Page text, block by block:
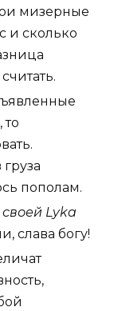
мизерные
и сколько
то
пополам.
Lyka
слава богу!